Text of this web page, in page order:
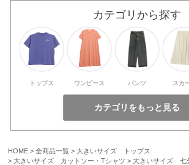
カテゴリから探す
トップス ワンピース パンツ スカ
HOME 全商品一覧
大きいサイズ トップス
大きいサイズ カットソー・Tシャツ
大きいサイズ 七